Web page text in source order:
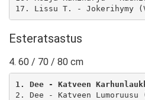
17. Lissu T. - Jokerihymy
Esteratsastus
4. 60 / 70 / 80 cm
1. Dee - Katveen
2. Dee - Katveen Lumoruusu